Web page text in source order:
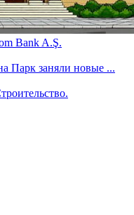
Bank A.Ş.
Парк заняли новые ...